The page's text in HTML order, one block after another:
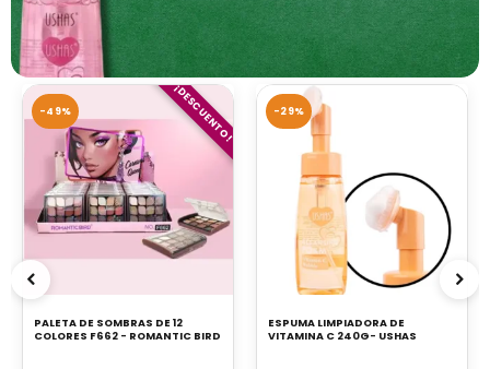
-49% ¡DESCUENTO!
PALETA DE SOMBRAS DE 12
COLORES F662 - ROMANTIC BIRD
-29%
ESPUMA LIMPIADORA DE
VITAMINA C 240G- USHAS